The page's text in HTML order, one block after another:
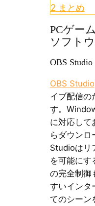
2 まとめ
PCゲー
ソフト
OBS Studio
OBS Studio
イブ配信の
す。
に対応して
らダウンロ
Studioはリ
を可能にす
の完全制御
すいインタ
てのシーン